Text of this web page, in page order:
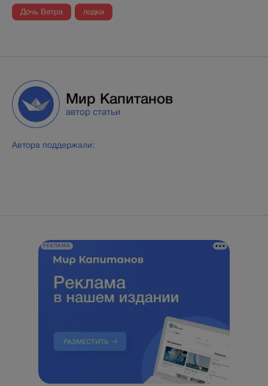
Дочь Ветра лодки
Мир Капитанов
автор статьи
Автора поддержали:
РЕКЛАМА